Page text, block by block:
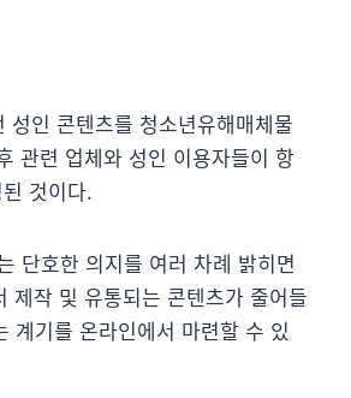
인 콘텐츠를 청소년유해매체물
관련 업체와 성인 이용자들이 항
것이다.
단호한 의지를 여러 차례 밝히면
제작 및 유통되는 콘텐츠가 줄어들
계기를 온라인에서 마련할 수 있